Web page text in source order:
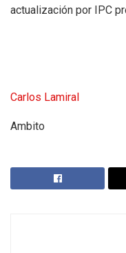
actualización por IPC
Carlos Lamiral
Ambito